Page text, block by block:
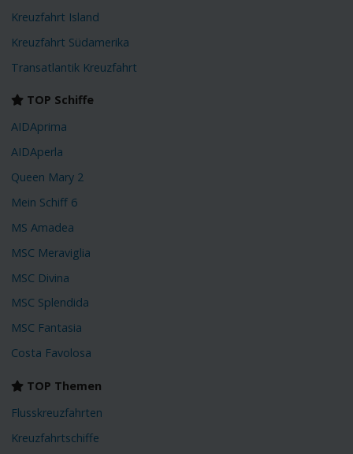
Kreuzfahrt Island
Kreuzfahrt Südamerika
Transatlantik Kreuzfahrt
TOP Schiffe
AIDAprima
AIDAperla
Queen Mary 2
Mein Schiff 6
MS Amadea
MSC Meraviglia
MSC Divina
MSC Splendida
MSC Fantasia
Costa Favolosa
TOP Themen
Flusskreuzfahrten
Kreuzfahrtschiffe